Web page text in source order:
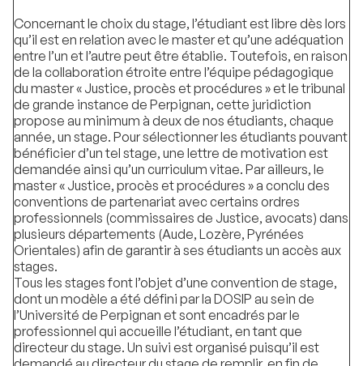
Concernant le choix du stage, l’étudiant est libre dès lors
qu’il est en relation avec le master et qu’une adéquation
entre l’un et l’autre peut être établie. Toutefois, en raison
de la collaboration étroite entre l’équipe pédagogique
du master « Justice, procès et procédures » et le tribunal
de grande instance de Perpignan, cette juridiction
propose au minimum à deux de nos étudiants, chaque
année, un stage. Pour sélectionner les étudiants pouvant
bénéficier d’un tel stage, une lettre de motivation est
demandée ainsi qu’un curriculum vitae. Par ailleurs, le
master « Justice, procès et procédures » a conclu des
conventions de partenariat avec certains ordres
professionnels (commissaires de Justice, avocats) dans
plusieurs départements (Aude, Lozère, Pyrénées
Orientales) afin de garantir à ses étudiants un accès aux
stages.
Tous les stages font l’objet d’une convention de stage,
dont un modèle a été défini par la DOSIP au sein de
l’Université de Perpignan et sont encadrés par le
professionnel qui accueille l’étudiant, en tant que
directeur du stage. Un suivi est organisé puisqu’il est